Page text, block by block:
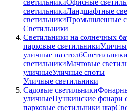
светильникиОфисные
светильникиЛандшафтные
светильникиПромышленные
Светильники
Светильники на солнечных
парковые светильники
уличные на столб
светильникиМачтовые
уличныеУличные споты
Уличные светильники
Садовые светильники
уличныеПушкинские фонари
парковые светильники шар